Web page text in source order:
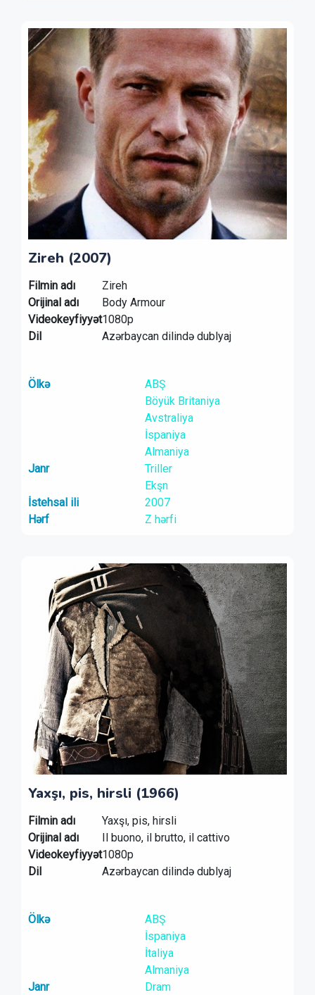
Zireh (2007)
Filmin adı
Zireh
Orijinal adı
Body Armour
Videokeyfiyyət1080p
Dil
Azərbaycan dilində dublyaj
Ölkə
ABŞ
Böyük Britaniya
Avstraliya
İspaniya
Almaniya
Janr
Triller
Ekşn
İstehsal ili
2007
Hərf
Z hərfi
Yaxşı, pis, hirsli (1966)
Filmin adı
Yaxşı, pis, hirsli
Orijinal adı
Il buono, il brutto, il cattivo
Videokeyfiyyət1080p
Dil
Azərbaycan dilində dublyaj
Ölkə
ABŞ
İspaniya
İtaliya
Almaniya
Janr
Dram